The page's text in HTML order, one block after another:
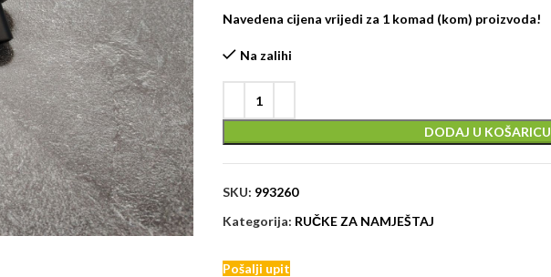
Navedena cijena vrijedi za 1 komad (kom) proizvoda!
Na zalihi
DODAJ U KOŠARICU
SKU: 993260
Kategorija: RUČKE ZA NAMJEŠTAJ
Pošalji upit